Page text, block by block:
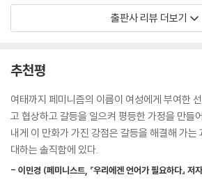
으로 여겨지는 게 현실이다. 그렇다면 평등한 부
가로 출판계에서는 알아주는 평등 부부이다. 민
권 문제에 관심 갖고 열심히 실천하고 활동하다
라 이상적인 가족을 이룰 거라 여겼고, 결혼 전에
한 약속을 수도 없이 했다. 하지만 현실은 달랐다.
신혼 초 아내는 시부모를 아버지, 어머니라 부르
아기가 태어나면 일방적으로 아버지 성을 따르
출판사 리뷰 더보기
추천평
여태까지 페미니즘의 이름이 여성에게 부여한
고 협상하고 갈등을 일으켜 평등한 가정을 만들
내게 이 만화가 가진 강점은 갈등을 해결해 가는
대하는 솔직함에 있다.
- 이민경 (페미니스트, 『우리에겐 언어가 필요하다』 저